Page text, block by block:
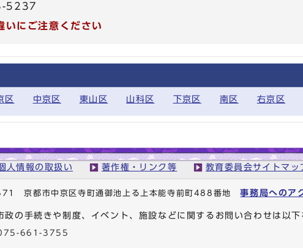
5237
いにご注意ください
区 中京区 東山区 山科区 下京区 南区 右京区
人情報の取扱い 著作権・リンク等 教育委員会サイトマッ
京都市中京区寺町通御池上る上本能寺前町488番地事務局へのア
の手続きや制度、イベント、施設などに関するお問い合わせは以下
661-3755